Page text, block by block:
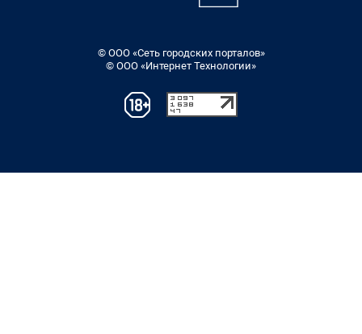
© ООО «Сеть городских порталов»
© ООО «Интернет Технологии»